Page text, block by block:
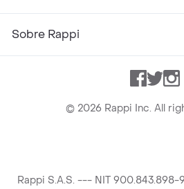
Sobre Rappi
Facebook
Twitter
© 2026 Rappi Inc. All
Rappi S.A.S. --- NIT